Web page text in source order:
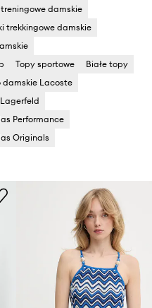
treningowe damskie
trekkingowe damskie
Topy sportowe
Białe topy
damskie Lacoste
Performance
Originals